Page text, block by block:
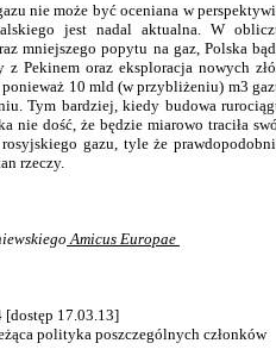
nie może być oceniana w
jest nadal aktualna. W
mniejszego popytu na gaz, Polska
Pekinem oraz eksploracja nowych
10 mld (w przybliżeniu) m3
Tym bardziej, kiedy budowa
nie dość, że będzie miarowo traciła
gazu, tyle że
rzeczy.
Amicus Europae
17.03.13]
polityka poszczególnych członków